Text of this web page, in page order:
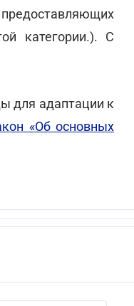
категории.). С
для адаптации к
«Об основных